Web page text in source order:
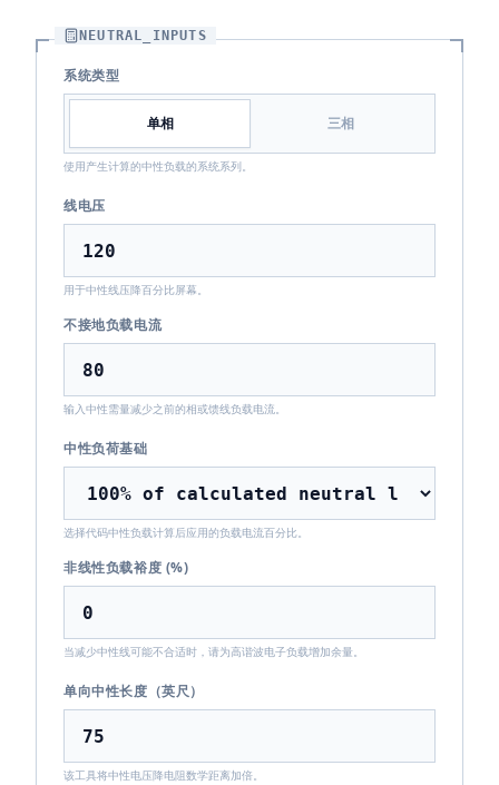
NEUTRAL_INPUTS
系统类型
单相 三相
使用产生计算的中性负载的系统系列。
线电压
用于中性线压降百分比屏幕。
不接地负载电流
输入中性需量减少之前的相或馈线负载电流。
中性负荷基础
选择代码中性负载计算后应用的负载电流百分比。
非线性负载裕度 (%)
当减少中性线可能不合适时，请为高谐波电子负载增加余量。
单向中性长度（英尺）
该工具将中性电压降电阻数学距离加倍。